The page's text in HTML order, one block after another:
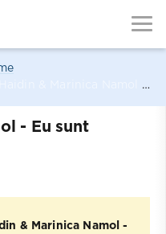
- Eu sunt
& Marinica Namol -